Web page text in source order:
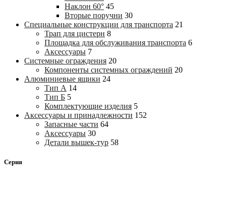
Наклон 60° 45
Вторые поручни 30
Специальные конструкции для транспорта 21
Трап для цистерн 8
Площадка для обслуживания транспорта 6
Аксессуары 7
Системные ограждения 20
Компоненты системных ограждений 20
Алюминиевые ящики 24
Тип А 14
Тип Б 5
Комплектующие изделия 5
Аксессуары и принадлежности 152
Запасные части 64
Аксессуары 30
Детали вышек-тур 58
Серия